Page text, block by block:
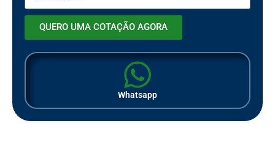
QUERO UMA COTAÇÃO AGORA
Whatsapp